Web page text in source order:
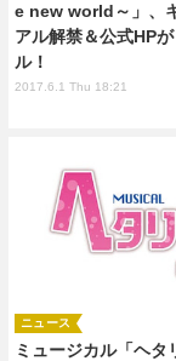
e new world～」、
アル解禁＆公式HP
ル！
2017.6.1 Thu 18:21
ミュージカル「ヘタ
ニュース